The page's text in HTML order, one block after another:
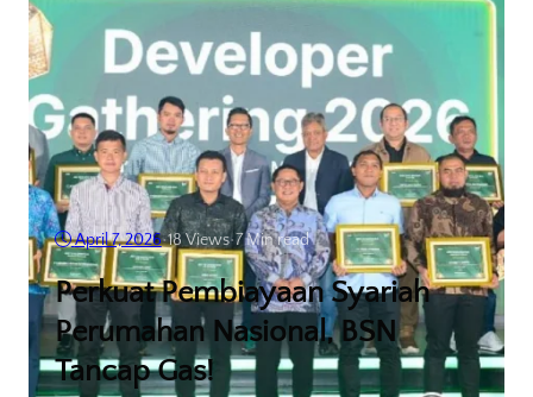
April 7, 2026•18 Views•7 Min read
Perkuat Pembiayaan Syariah
Perumahan Nasional, BSN
Tancap Gas!